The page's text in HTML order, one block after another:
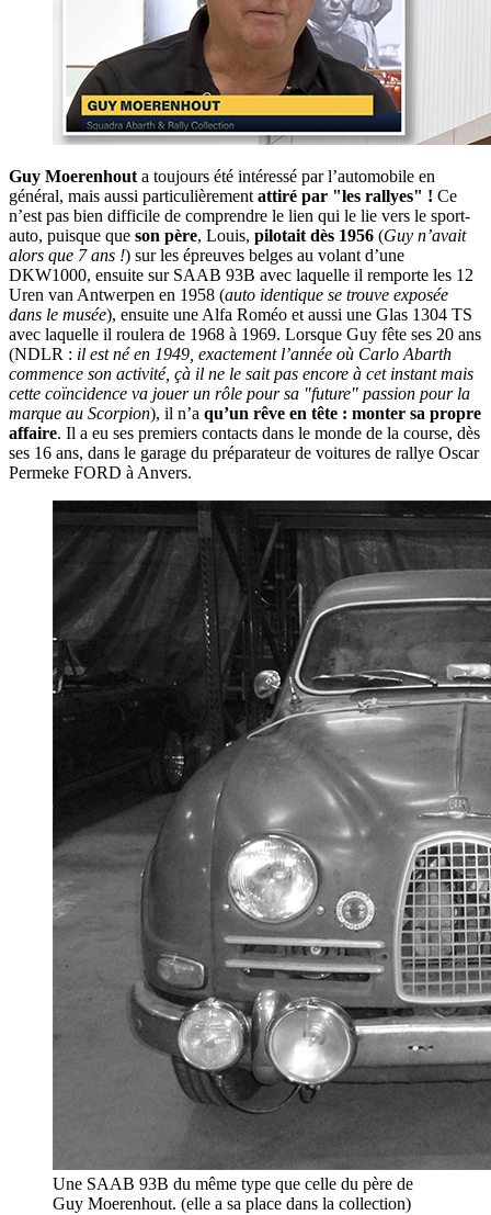
Guy Moerenhouta toujours été intéressé par l’automobile en
général, mais aussi particulièrementattiré par "les rallyes" ! Ce
n’est pas bien difficile de comprendre le lien qui le lie vers le sport-
auto, puisque que son père, Louis, pilotait dès 1956 (Guy n’avait
alors que 7 ans !) sur les épreuves belges au volant d’une
DKW1000, ensuite sur SAAB 93B avec laquelle il remporte les 12
Uren van Antwerpen en 1958 (auto identique se trouve exposée
dans le musée), ensuite une Alfa Roméo et aussi une Glas 1304 TS
avec laquelle il roulera de 1968 à 1969. Lorsque Guy fête ses 20 ans
(NDLR : il est né en 1949, exactement l’année où Carlo Abarth
commence son activité, çà il ne le sait pas encore à cet instant mais
cette coïncidence va jouer un rôle pour sa "future" passion pour la
marque au Scorpion), il n’a qu’un rêve en tête : monter sa propre
affaire. Il a eu ses premiers contacts dans le monde de la course, dès
ses 16 ans, dans le garage du préparateur de voitures de rallye Oscar
Permeke FORD à Anvers.
Une SAAB 93B du même type que celle du père de
Guy Moerenhout. (elle a sa place dans la collection)